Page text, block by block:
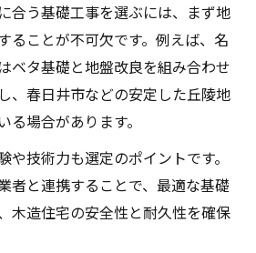
合う基礎工事を選ぶには、まず地
ることが不可欠です。例えば、名
ベタ基礎と地盤改良を組み合わせ
、春日井市などの安定した丘陵地
場合があります。
や技術力も選定のポイントです。
者と連携することで、最適な基礎
木造住宅の安全性と耐久性を確保